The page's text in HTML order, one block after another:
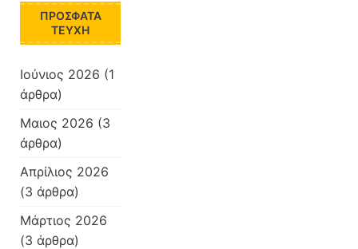
ΠΡΌΣΦΑΤΑ
ΤΕΎΧΗ
Ιούνιος 2026 (1
άρθρα)
Μαιος 2026 (3
άρθρα)
Απρίλιος 2026
(3 άρθρα)
Μάρτιος 2026
(3 άρθρα)